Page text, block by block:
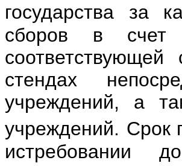
государства за
сборов в счет
стендах
учреждений, а
учреждений. Срок
истребовании